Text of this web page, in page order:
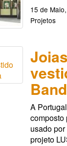
15 de
Projetos
A
composto
usado
projeto